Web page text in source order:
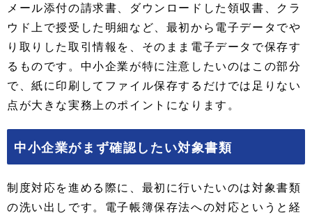
メール添付の請求書、ダウンロードした領収書、クラ
ウド上で授受した明細など、最初から電子データでや
り取りした取引情報を、そのまま電子データで保存す
るものです。中小企業が特に注意したいのはこの部分
で、紙に印刷してファイル保存するだけでは足りない
点が大きな実務上のポイントになります。
中小企業がまず確認したい対象書類
制度対応を進める際に、最初に行いたいのは対象書類
の洗い出しです。電子帳簿保存法への対応というと経